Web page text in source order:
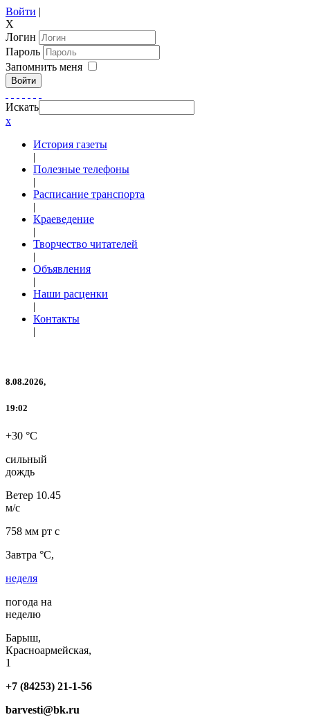
Войти |
X
Логин
Пароль
Запомнить меня
Войти
Искать
x
История газеты
|
Полезные телефоны
|
Расписание транспорта
|
Краеведение
|
Творчество читателей
|
Объявления
|
Наши расценки
|
Контакты
|
8.08.2026,
19:02
+30 °C
сильный
дождь
Ветер 10.45
м/с
758 мм рт с
Завтра °C,
неделя
погода на
неделю
Барыш,
Красноармейская,
1
+7 (84253) 21-1-56
barvesti@bk.ru